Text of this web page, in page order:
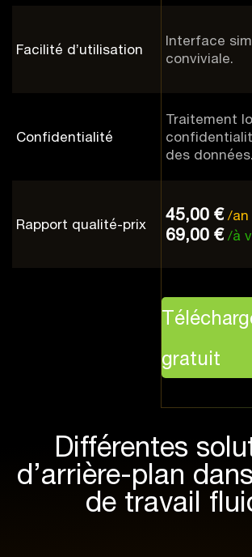
Facilité d’utilisation
Interface
conviviale.
Confidentialité
Traitement
des données.
Rapport qualité-prix
45,00 € /an
69,00 € /à
gratuit
Différentes
d’arrière-plan
de travail